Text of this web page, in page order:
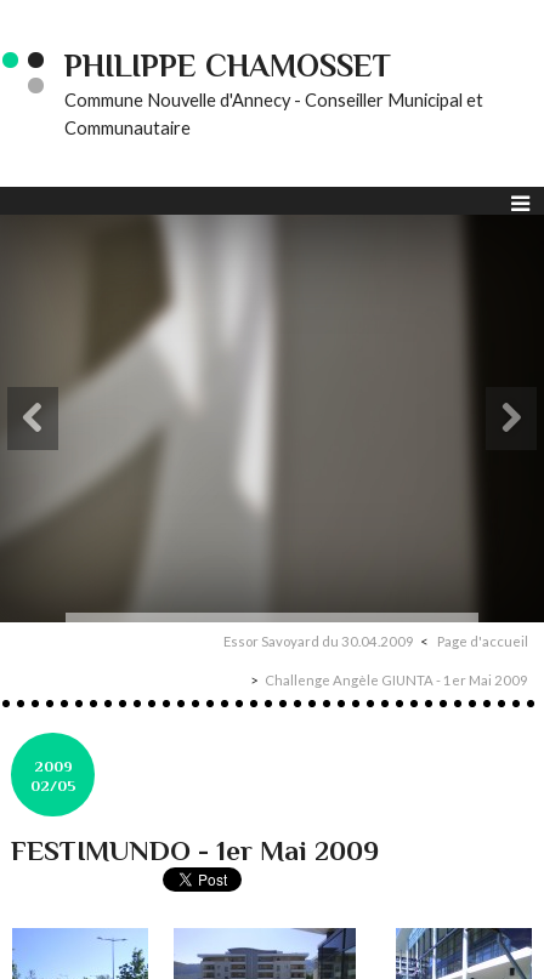
PHILIPPE CHAMOSSET
Commune Nouvelle d'Annecy - Conseiller Municipal et
Communautaire
Essor Savoyard du 30.04.2009 Page d'accueil
Challenge Angèle GIUNTA - 1er Mai 2009
2009
02/05
FESTIMUNDO - 1er Mai 2009